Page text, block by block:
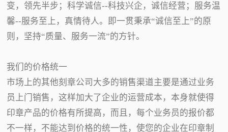
变，领先半步；科学诚信--科技兴企，诚信经营；服务温
馨--服务至上，真情待人。即一贯秉承“诚信至上”的原
则，坚持“质量、服务一流”的方针。
我们的价格统一
市场上的其他刻章公司大多的销售渠道主要是通过业务
员上门销售，这样加大了企业的运营成本，本身就使得
印章产品的价格有所提高，而且，每个业务员的报价都
不一样，不能达到价格的统一性，使您的企业在印章制